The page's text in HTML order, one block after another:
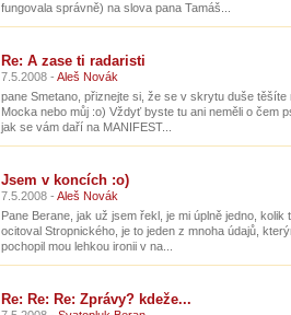
fungovala správně) na slova pana Tamáš...
Re: A zase ti radaristi
7.5.2008 - Aleš Novák
pane Smetano, přiznejte si, že se v skrytu duše
Mocka nebo můj :o) Vždyť byste tu ani neměli o čem
jak se vám daří na MANIFEST...
Jsem v koncích :o)
7.5.2008 - Aleš Novák
Pane Berane, jak už jsem řekl, je mi úplně jedno, kolik
ocitoval Stropnického, je to jeden z mnoha údajů,
pochopil mou lehkou ironii v na...
Re: Re: Re: Zprávy? kdeže...